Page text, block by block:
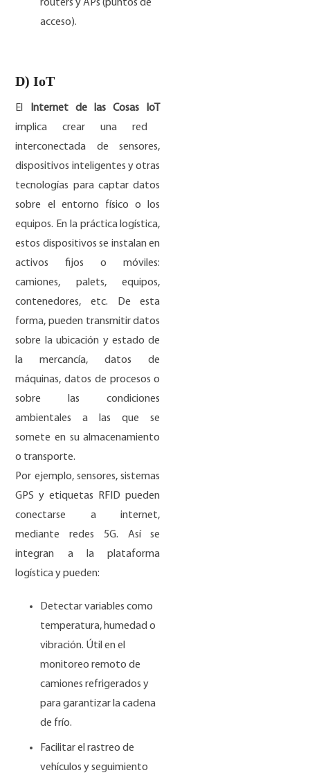
routers y APs (puntos de
acceso).
D) IoT
El
Internet de las Cosas IoT
implica crear una red
interconectada de sensores,
dispositivos inteligentes y otras
tecnologías para captar datos
sobre el entorno físico o los
equipos. En la práctica logística,
estos dispositivos se instalan en
activos fijos o móviles:
camiones, palets, equipos,
contenedores, etc. De esta
forma, pueden transmitir datos
sobre la ubicación y estado de
la mercancía, datos de
máquinas, datos de procesos o
sobre las condiciones
ambientales a las que se
somete en su almacenamiento
o transporte.
Por ejemplo, sensores, sistemas
GPS y etiquetas RFID pueden
conectarse a internet,
mediante redes 5G. Así se
integran a la plataforma
logística y pueden:
Detectar variables como
temperatura, humedad o
vibración. Útil en el
monitoreo remoto de
camiones refrigerados y
para garantizar la cadena
de frío.
Facilitar el rastreo de
vehículos y seguimiento